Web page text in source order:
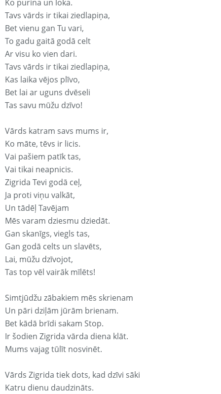
Ko purina un loka.
Tavs vārds ir tikai ziedlapiņa,
Bet vienu gan Tu vari,
To gadu gaitā godā celt
Ar visu ko vien dari.
Tavs vārds ir tikai ziedlapiņa,
Kas laika vējos plīvo,
Bet lai ar uguns dvēseli
Tas savu mūžu dzīvo!
Vārds katram savs mums ir,
Ko māte, tēvs ir licis.
Vai pašiem patīk tas,
Vai tikai neapnicis.
Zigrida Tevi godā ceļ,
Ja proti viņu valkāt,
Un tādēļ Tavējam
Mēs varam dziesmu dziedāt.
Gan skanīgs, viegls tas,
Gan godā celts un slavēts,
Lai, mūžu dzīvojot,
Tas top vēl vairāk mīlēts!
Simtjūdžu zābakiem mēs skrienam
Un pāri dziļām jūrām brienam.
Bet kādā brīdi sakam Stop.
Ir šodien Zigrida vārda diena klāt.
Mums vajag tūlīt nosvinēt.
Vārds Zigrida tiek dots, kad dzīvi sāki
Katru dienu daudzināts.